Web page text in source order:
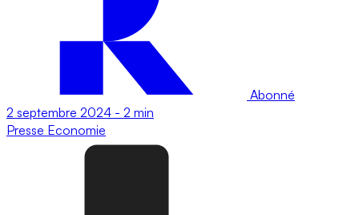
Abonné
2 septembre 2024 - 2 min
Presse Economie